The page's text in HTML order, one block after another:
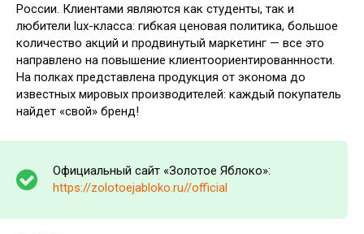
России. Клиентами являются как студенты, так и
любители lux-класса: гибкая ценовая политика, большое
количество акций и продвинутый маркетинг — все это
направлено на повышение клиентоориентированнности.
На полках представлена продукция от эконома до
известных мировых производителей: каждый покупатель
найдет «свой» бренд!
Официальный сайт «Золотое Яблоко»:
https://zolotoejabloko.ru//official